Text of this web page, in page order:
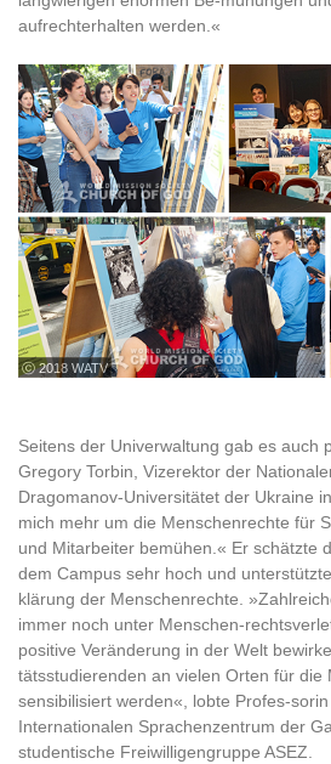
aufrechterhalten werden.«
ⓒ 2018 WATV
Seitens der Univerwaltung gab es auch
Gregory Torbin, Vizerektor der
Dragomanov-Universitätet der Ukraine
mich mehr um die Menschenrechte für
und Mitarbeiter bemühen.« Er schätzte
dem Campus sehr hoch und
klärung der Menschenrechte.
immer noch unter Menschen-
positive Veränderung in der Welt
tätsstudierenden an vielen Orten für die
sensibilisiert werden«, lobte Profes-
Internationalen Sprachenzentrum der
studentische Freiwilligengruppe ASEZ.